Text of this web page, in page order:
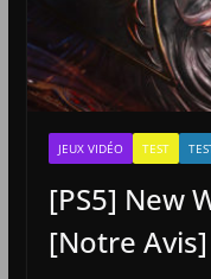
JEUX VIDÉO TEST
[PS5] New
[Notre Avis]